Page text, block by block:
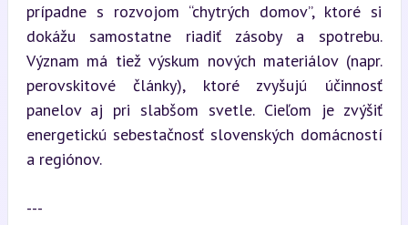
prípadne s rozvojom “chytrých domov”, ktoré si
dokážu samostatne riadiť zásoby a spotrebu.
Význam má tiež výskum nových materiálov (napr.
perovskitové články), ktoré zvyšujú účinnosť
panelov aj pri slabšom svetle. Cieľom je zvýšiť
energetickú sebestačnosť slovenských domácností
a regiónov.
---